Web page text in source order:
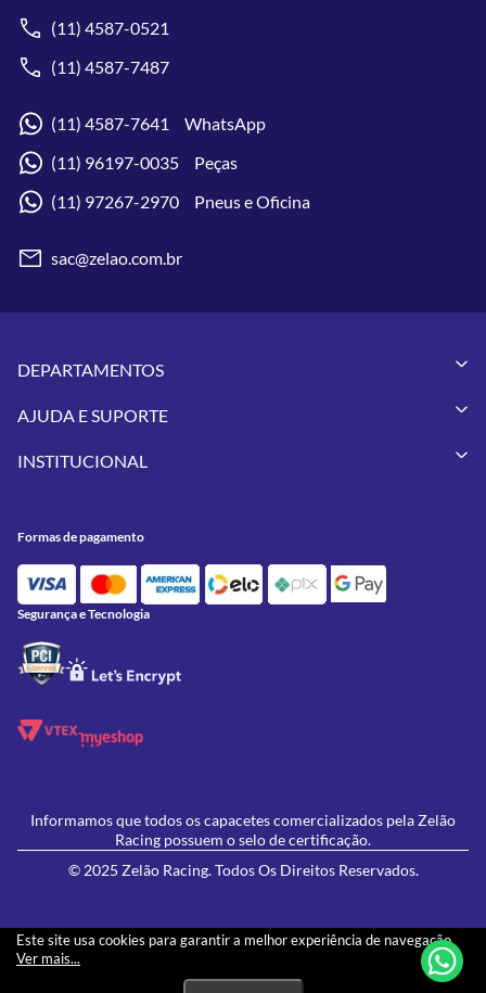
Este site usa cookies para garantir a melhor experiência de navegação.
Ver mais...
(11) 4587-0521
(11) 4587-7487
(11) 4587-7641 WhatsApp
(11) 96197-0035 Peças
(11) 97267-2970 Pneus e Oficina
sac@zelao.com.br
DEPARTAMENTOS
Vestuários
Pneus
Utilidades
Feminino
Lançamentos
AJUDA E SUPORTE
Meus Pedidos
Política de Privacidade
Política de Campanhas e promoções
INSTITUCIONAL
Contato
Oficina/Serviços
Formas de pagamento
Segurança e Tecnologia
Informamos que todos os capacetes comercializados pela Zelão
Racing possuem o selo de certificação.
© 2025 Zelão Racing. Todos Os Direitos Reservados.
Os preços e condições de pagamento apresentados neste site não necessariamente